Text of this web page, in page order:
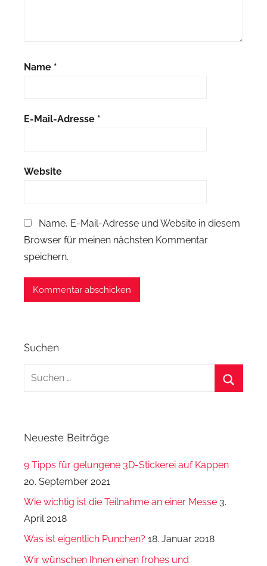
Name *
E-Mail-Adresse *
Website
Name, E-Mail-Adresse und Website in diesem
Browser für meinen nächsten Kommentar
speichern.
Suchen
Suchen
Neueste Beiträge
9 Tipps für gelungene 3D-Stickerei auf Kappen
20. September 2021
Wie wichtig ist die Teilnahme an einer Messe 3.
April 2018
Was ist eigentlich Punchen? 18. Januar 2018
Wir wünschen Ihnen einen frohes und